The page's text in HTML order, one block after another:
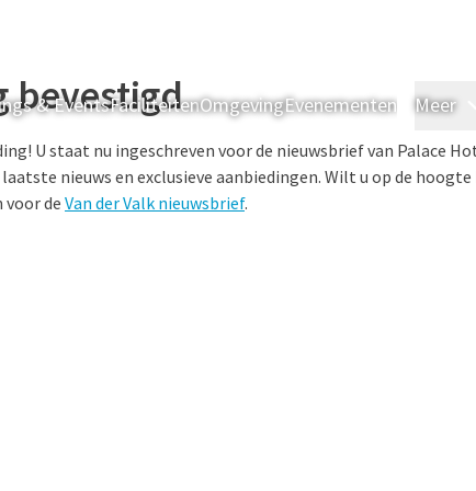
& EventsFaciliteitenOmgevingEvenementen Meer
bevestigd
U staat nu ingeschreven voor de nieuwsbrief van Palace
nieuws en exclusieve aanbiedingen. Wilt u op de hoogte
voor de Van der Valk nieuwsbrief.